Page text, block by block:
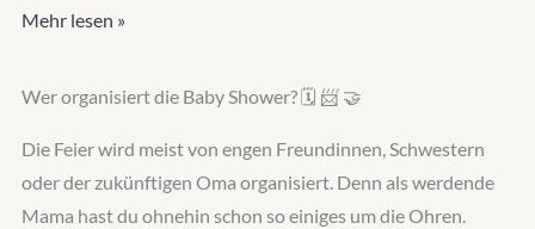
Mehr lesen »
Wer organisiert die Baby Shower? 🗓️ 📨️ 🤝
Die Feier wird meist von engen Freundinnen, Schwestern
oder der zukünftigen Oma organisiert. Denn als werdende
Mama hast du ohnehin schon so einiges um die Ohren.